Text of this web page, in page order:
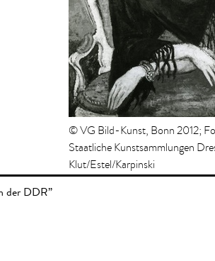
© VG Bild-Kunst, Bonn 2012;
Staatliche Kunstsammlungen
Klut/Estel/Karpinski
der DDR”